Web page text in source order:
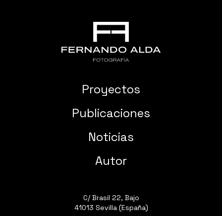
Proyectos
Publicaciones
Noticias
Autor
C/ Brasil 22, Bajo
41013 Sevilla (España)